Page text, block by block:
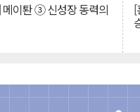
메이퇀 ③ 신성장 동력의 [